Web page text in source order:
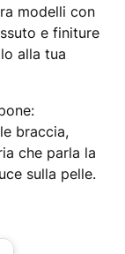
modelli con
e finiture
alla tua
braccia,
che parla la
sulla pelle.